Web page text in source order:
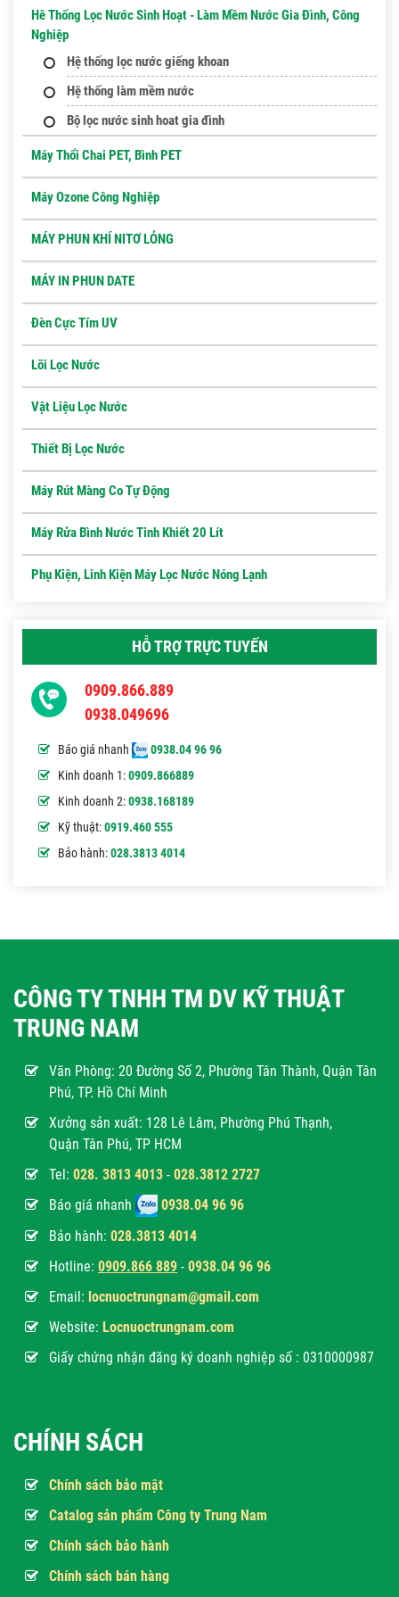
Hê Thống Lọc Nước Sinh Hoạt - Làm Mềm Nước Gia Đình, Công
Nghiệp
Hệ thống lọc nước giếng khoan
Hệ thống làm mềm nước
Bộ lọc nước sinh hoat gia đình
Máy Thổi Chai PET, Bình PET
Máy Ozone Công Nghiệp
MÁY PHUN KHÍ NITƠ LỎNG
MÁY IN PHUN DATE
Đèn Cực Tím UV
Lõi Lọc Nước
Vật Liệu Lọc Nước
Thiết Bị Lọc Nước
Máy Rút Màng Co Tự Động
Máy Rửa Bình Nước Tinh Khiết 20 Lít
Phụ Kiện, Linh Kiện Máy Lọc Nước Nóng Lạnh
HỖ TRỢ TRỰC TUYẾN
0909.866.889
0938.049696
Báo giá nhanh
0938.04 96 96
Kinh doanh 1:0909.866889
Kinh doanh 2:0938.168189
Kỹ thuật:0919.460 555
Bảo hành:028.3813 4014
CÔNG TY TNHH TM DV KỸ THUẬT
TRUNG NAM
Văn Phòng: 20 Đường Số 2, Phường Tân Thành, Quận Tân
Phú, TP. Hồ Chí Minh
Xưởng sản xuất: 128 Lê Lâm, Phường Phú Thạnh,
Quận Tân Phú, TP HCM
Tel: 028. 3813 4013 - 028.3812 2727
Báo giá nhanh
0938.04 96 96
Bảo hành: 028.3813 4014
Hotline: 0909.866 889 - 0938.04 96 96
Email: locnuoctrungnam@gmail.com
Website: Locnuoctrungnam.com
Giấy chứng nhận đăng ký doanh nghiệp số : 0310000987
CHÍNH SÁCH
Chính sách bảo mật
Catalog sản phẩm Công ty Trung Nam
Chính sách bảo hành
Chính sách bán hàng